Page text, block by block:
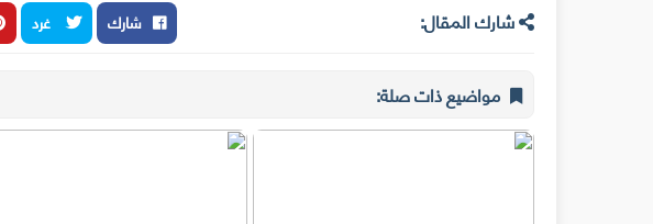
شارك المقال: شارك غرد
مواضيع ذات صلة: